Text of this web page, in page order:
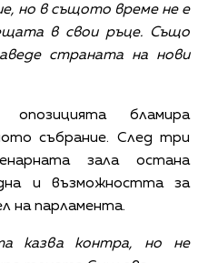
но в същото време не е
в свои ръце. Също
страната на нови
бламира
събрание. След три
зала остана
и възможността за
на парламента.
казва контра, но не